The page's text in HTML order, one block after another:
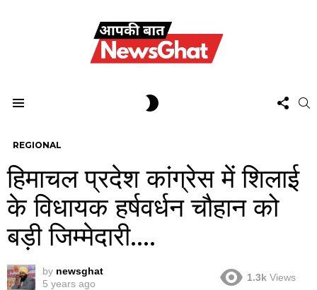
US
REGIONAL
हिमाचल प्रदेश कांग्रेस में शिलाई
के विधायक हर्षवर्धन चौहान को
बड़ी जिम्मेदारी….
by newsghat
5 years ago
1.3k Views